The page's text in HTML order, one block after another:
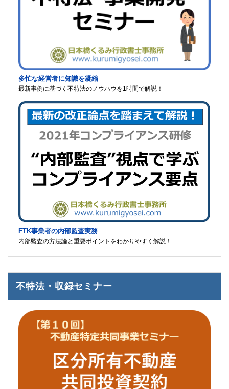
多忙な経営者に知識を凝縮
最新事例に基づく不特法のノウハウを1時間で解説！
FTK事業者の内部監査実務
内部監査の方法論と重要ポイントをわかりやすく解説！
不特法・収録セミナー